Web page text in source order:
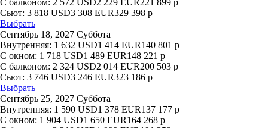
Сьют: 3 818 USD3 308 EUR329 398 р
Выбрать
Сентябрь 18, 2027 Суббота
Внутренняя: 1 632 USD1 414 EUR140 801 р
С окном: 1 718 USD1 489 EUR148 221 р
С балконом: 2 324 USD2 014 EUR200 503 р
Сьют: 3 746 USD3 246 EUR323 186 р
Выбрать
Сентябрь 25, 2027 Суббота
Внутренняя: 1 590 USD1 378 EUR137 177 р
С окном: 1 904 USD1 650 EUR164 268 р